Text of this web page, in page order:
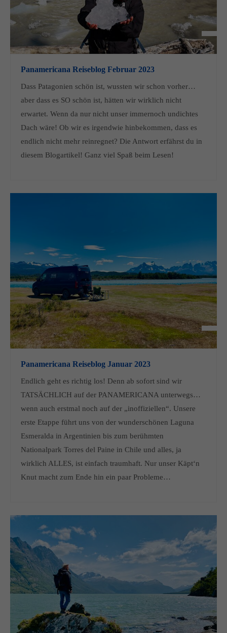
Panamericana Reiseblog Februar 2023
Dass Patagonien schön ist, wussten wir schon vorher…
aber dass es SO schön ist, hätten wir wirklich nicht
erwartet. Wenn da nur nicht unser immernoch undichtes
Dach wäre! Ob wir es irgendwie hinbekommen, dass es
endlich nicht mehr reinregnet? Die Antwort erfährst du in
diesem Blogartikel! Ganz viel Spaß beim Lesen!
Panamericana Reiseblog Januar 2023
Endlich geht es richtig los! Denn ab sofort sind wir
TATSÄCHLICH auf der PANAMERICANA unterwegs…
wenn auch erstmal noch auf der „inoffiziellen“. Unsere
erste Etappe führt uns von der wunderschönen Laguna
Esmeralda in Argentinien bis zum berühmten
Nationalpark Torres del Paine in Chile und alles, ja
wirklich ALLES, ist einfach traumhaft. Nur unser Käpt‘n
Knut macht zum Ende hin ein paar Probleme…